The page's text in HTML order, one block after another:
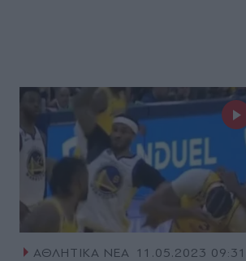
ΑΘΛΗΤΙΚΑ ΝΕΑ
11.05.2023 09:31